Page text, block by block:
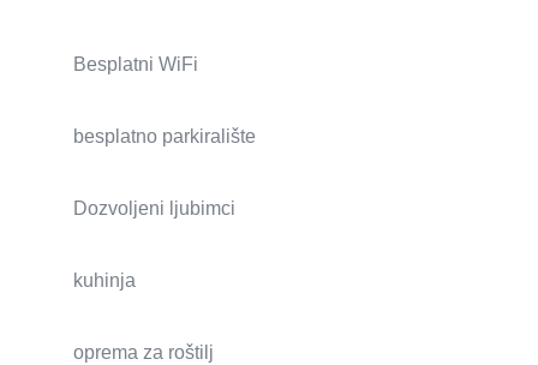
Besplatni WiFi
besplatno parkiralište
Dozvoljeni ljubimci
kuhinja
oprema za roštilj